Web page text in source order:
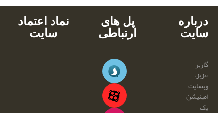
درباره
سایت
پل های
ارتباطی
نماد اعتماد
سایت
گاربر
عزیز،
وبسایت
امینیشن
یک